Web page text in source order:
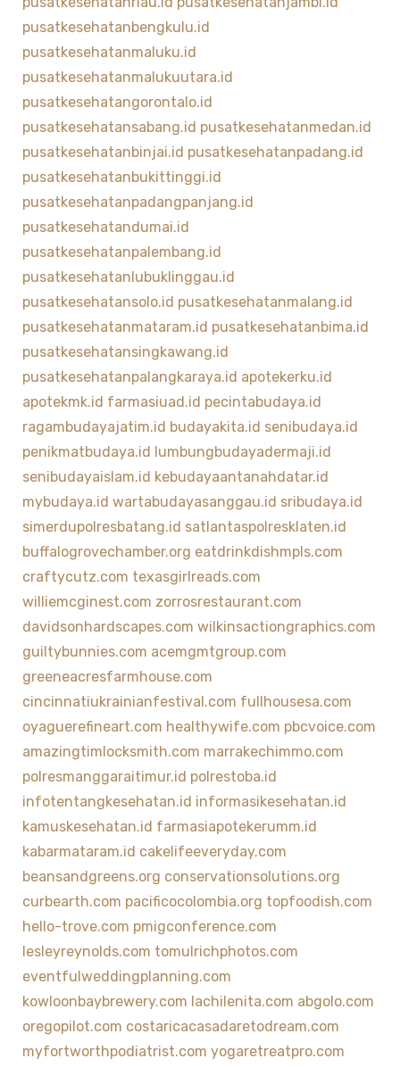
pusatkesehatanbengkulu.id
pusatkesehatanmaluku.id
pusatkesehatanmalukuutara.id
pusatkesehatangorontalo.id
pusatkesehatansabang.id pusatkesehatanmedan.id
pusatkesehatanbinjai.id pusatkesehatanpadang.id
pusatkesehatanbukittinggi.id
pusatkesehatanpadangpanjang.id
pusatkesehatandumai.id
pusatkesehatanpalembang.id
pusatkesehatanlubuklinggau.id
pusatkesehatansolo.id pusatkesehatanmalang.id
pusatkesehatanmataram.id pusatkesehatanbima.id
pusatkesehatansingkawang.id
pusatkesehatanpalangkaraya.id apotekerku.id
apotekmk.id farmasiuad.id pecintabudaya.id
ragambudayajatim.id budayakita.id senibudaya.id
penikmatbudaya.id
lumbungbudayadermaji.id
senibudayaislam.id kebudayaantanahdatar.id
mybudaya.id wartabudayasanggau.id sribudaya.id
simerdupolresbatang.id satlantaspolresklaten.id
buffalogrovechamber.org eatdrinkdishmpls.com
craftycutz.com texasgirlreads.com
williemcginest.com zorrosrestaurant.com
davidsonhardscapes.com wilkinsactiongraphics.com
guiltybunnies.com acemgmtgroup.com
greeneacresfarmhouse.com
cincinnatiukrainianfestival.com fullhousesa.com
oyaguerefineart.com healthywife.com pbcvoice.com
amazingtimlocksmith.com marrakechimmo.com
polresmanggaraitimur.id polrestoba.id
infotentangkesehatan.id informasikesehatan.id
kamuskesehatan.id farmasiapotekerumm.id
kabarmataram.id cakelifeeveryday.com
beansandgreens.org conservationsolutions.org
curbearth.com pacificocolombia.org topfoodish.com
hello-trove.com pmigconference.com
lesleyreynolds.com tomulrichphotos.com
eventfulweddingplanning.com
kowloonbaybrewery.com lachilenita.com abgolo.com
oregopilot.com costaricacasadaretodream.com
myfortworthpodiatrist.com yogaretreatpro.com